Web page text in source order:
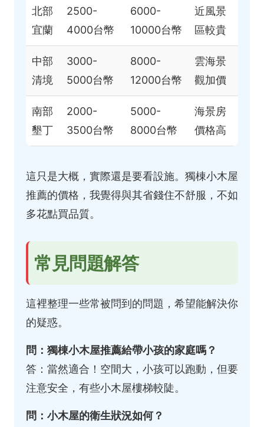
北部
宜蘭
2500-
4000台幣
6000-
10000台幣
近風景
區較貴
中部
清境
3000-
5000台幣
8000-
12000台幣
雲海景
觀加價
南部
墾丁
2000-
3500台幣
5000-
8000台幣
海景房
價格高
這只是大概，實際還是要看設施。獨棟小木屋
推薦的價格，我覺得與其省錢住不舒服，不如
多花點買品質。
常見問題解答
這裡整理一些常被問到的問題，希望能解決你
的疑惑。
問：獨棟小木屋推薦給帶小孩的家庭嗎？
答：當然適合！空間大，小孩可以跑動，但要
注意安全，有些小木屋樓梯較陡。
問：小木屋的衛生狀況如何？